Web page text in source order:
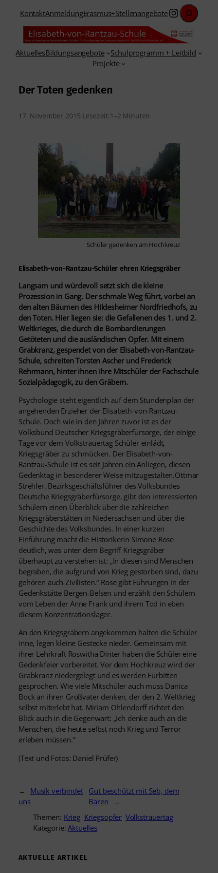
KontaktAnmeldungErasmus+Stellenangebote
Suchen
AktuellesBildungsangebote
Schulprogramm + Leitbild
Projekte
Der Toten gedenken
17. November 2015.Lesezeit: 1–2 Minuten
Schüler gedenken am Hochkreuz
Elisabeth-von-Rantzau-Schüler ehren Kriegsgräber
Langsam und würdevoll setzt sich die kleine
Prozession in Gang. Der schmale Weg führt, vorbei an
den alten Bäumen des Hildesheimer Nordfriedhofs, zu
den Toten. Hier liegen sie: die Gefallenen des 1. und 2.
Weltkrieges, die durch die Bombardierungen
Getöteten und die ausländischen Opfer. Mit einem
Grabkranz, gespendet von der Elisabeth-von-Rantzau-
Schule, schreiten Torsten Ascher und Frederick
Rehrmann, hinter ihnen ihre Mitschüler der Fachschule
Sozialpädagogik, zu den Gräbern.
Psychologie steht eigentlich auf dem Stundenplan der
angehenden Erzieher der Elisabeth-von-Rantzau-
Schule. Doch wie in den Jahren zuvor ist es der
Volksbund Deutscher Kriegsgräberfürsorge, der einige
Tage vor dem Volkstrauertag Schüler einlädt,
Kriegsgräber zu schmücken. Der Elisabeth-von-
Rantzau-Schule ist es seit Jahren ein Anliegen, diesen
Gedenktag in besonderer Weise mitzugestalten.Ottmar
Strehler, Bezirksgeschäftsführer des Volksbundes
Deutsche Kriegsgräberfürsorge, gibt den interessierten
Schülern einen Überblick über die zahlreichen
Kriegsgräberstätten in Niedersachsen und über die
Geschichte des Volksbundes. In einer kurzen
Einführung macht die Historikerin Simone Rose
deutlich, was unter dem Begriff Kriegsgräber
überhaupt zu verstehen ist: „In diesen sind Menschen
begraben, die aufgrund von Krieg gestorben sind, dazu
gehören auch Zivilisten.“ Rose gibt Führungen in der
Gedenkstätte Bergen-Belsen und erzählt den Schülern
vom Leben der Anne Frank und ihrem Tod in eben
diesem Konzentrationslager.
An den Kriegsgräbern angekommen halten die Schüler
inne, legen kleine Gestecke nieder. Gemeinsam mit
ihrer Lehrkraft Roswitha Dinter haben die Schüler eine
Gedenkfeier vorbereitet. Vor dem Hochkreuz wird der
Grabkranz niedergelegt und es werden Fürbitten
gesprochen. Wie viele Mitschüler auch muss Danica
Bock an ihren Großvater denken, der den 2. Weltkrieg
selbst miterlebt hat. Miriam Ohlendorff richtet den
Blick auch in die Gegenwart: „Ich denke auch an die
Menschen, die heute selbst noch Krieg und Terror
erleben müssen.“
(Text und Fotos: Daniel Prüfer)
←
Musik verbindet
uns
Gut beschützt mit Seb, dem
Bären
→
Themen: Krieg Kriegsopfer Volkstrauertag
Kategorie:Aktuelles
AKTUELLE ARTIKEL